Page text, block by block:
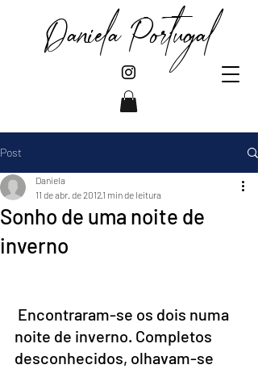
Daniela Portugal
Post
Sonho de uma noite de
inverno
Daniela
11 de abr. de 20121 min de leitura
noite de inverno. Completos
desconhecidos, olhavam-se